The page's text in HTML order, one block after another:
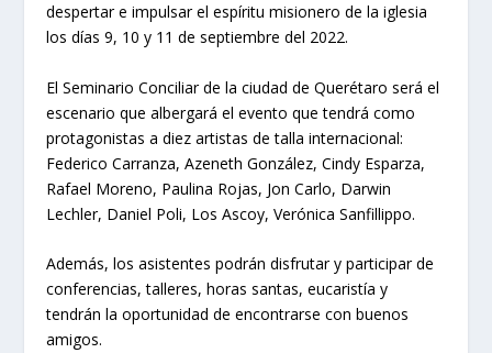
despertar e impulsar el espíritu misionero de la iglesia
los días 9, 10 y 11 de septiembre del 2022.
El Seminario Conciliar de la ciudad de Querétaro será el
escenario que albergará el evento que tendrá como
protagonistas a diez artistas de talla internacional:
Federico Carranza, Azeneth González, Cindy Esparza,
Rafael Moreno, Paulina Rojas, Jon Carlo, Darwin
Lechler, Daniel Poli, Los Ascoy, Verónica Sanfillippo.
Además, los asistentes podrán disfrutar y participar de
conferencias, talleres, horas santas, eucaristía y
tendrán la oportunidad de encontrarse con buenos
amigos.